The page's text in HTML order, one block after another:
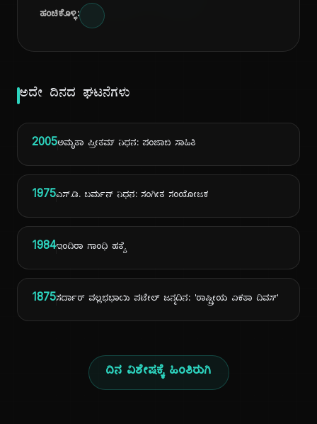
ಹಂಚಿಕೊಳ್ಳಿ:
ಅದೇ ದಿನದ ಘಟನೆಗಳು
2005ಅಮೃತಾ ಪ್ರೀತಮ್ ನಿಧನ: ಪಂಜಾಬಿ ಸಾಹಿತಿ
1975ಎಸ್.ಡಿ. ಬರ್ಮನ್ ನಿಧನ: ಸಂಗೀತ ಸಂಯೋಜಕ
1984ಇಂದಿರಾ ಗಾಂಧಿ ಹತ್ಯೆ
1875ಸರ್ದಾರ್ ವಲ್ಲಭಭಾಯಿ ಪಟೇಲ್ ಜನ್ಮದಿನ: 'ರಾಷ್ಟ್ರೀಯ ಏಕತಾ ದಿವಸ್'
ದಿನ ವಿಶೇಷಕ್ಕೆ ಹಿಂತಿರುಗಿ